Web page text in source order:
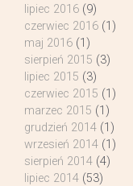
lipiec 2016 (9)
czerwiec 2016 (1)
maj 2016 (1)
sierpień 2015 (3)
lipiec 2015 (3)
czerwiec 2015 (1)
marzec 2015 (1)
grudzień 2014 (1)
wrzesień 2014 (1)
sierpień 2014 (4)
lipiec 2014 (53)